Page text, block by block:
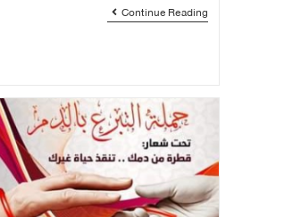
Continue Reading